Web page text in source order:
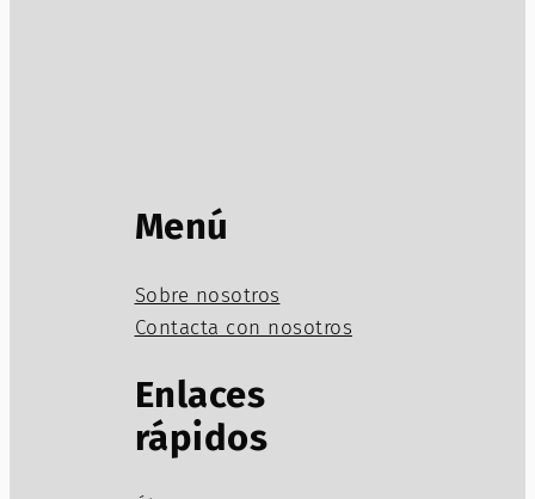
Menú
Sobre nosotros
Contacta con nosotros
Enlaces
rápidos